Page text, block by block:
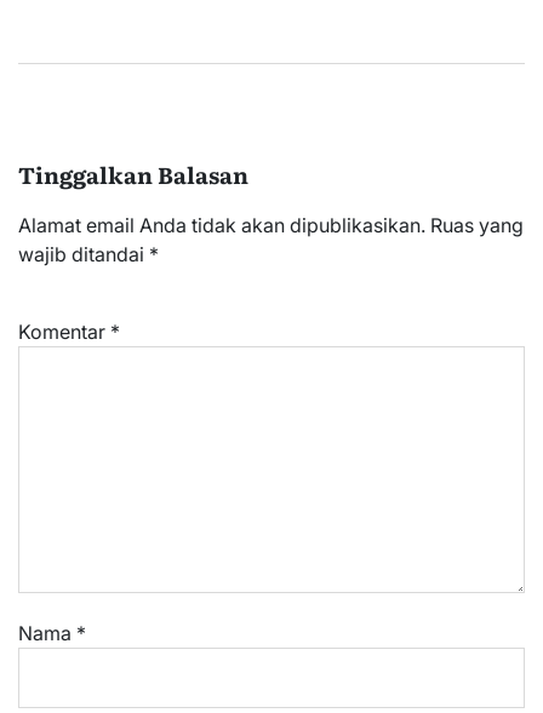
Tinggalkan Balasan
Alamat email Anda tidak akan dipublikasikan. Ruas yang
wajib ditandai *
Komentar *
Nama *